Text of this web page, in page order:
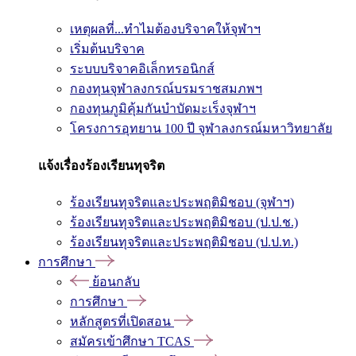
เหตุผลที่...ทำไมต้องบริจาคให้จุฬาฯ
เริ่มต้นบริจาค
ระบบบริจาคอิเล็กทรอนิกส์
กองทุนจุฬาลงกรณ์บรมราชสมภพฯ
กองทุนภูมิคุ้มกันบำบัดมะเร็งจุฬาฯ
โครงการอุทยาน 100 ปี จุฬาลงกรณ์มหาวิทยาลัย
แจ้งเรื่องร้องเรียนทุจริต
ร้องเรียนทุจริตและประพฤติมิชอบ (จุฬาฯ)
ร้องเรียนทุจริตและประพฤติมิชอบ (ป.ป.ช.)
ร้องเรียนทุจริตและประพฤติมิชอบ (ป.ป.ท.)
การศึกษา
ย้อนกลับ
การศึกษา
หลักสูตรที่เปิดสอน
สมัครเข้าศึกษา TCAS